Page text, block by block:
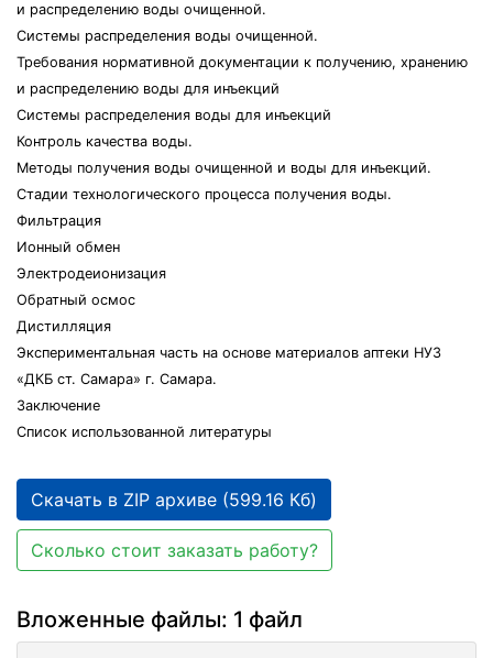
и распределению воды очищенной.
Системы распределения воды очищенной.
Требования нормативной документации к получению, хранению
и распределению воды для инъекций
Системы распределения воды для инъекций
Контроль качества воды.
Методы получения воды очищенной и воды для инъекций.
Стадии технологического процесса получения воды.
Фильтрация
Ионный обмен
Электродеионизация
Обратный осмос
Дистилляция
Экспериментальная часть на основе материалов аптеки НУЗ
«ДКБ ст. Самара» г. Самара.
Заключение
Список использованной литературы
Скачать в ZIP архиве (599.16 Кб)
Сколько стоит заказать работу?
Вложенные файлы: 1 файл